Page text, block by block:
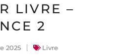
LIVRE –
2
2025 Livre